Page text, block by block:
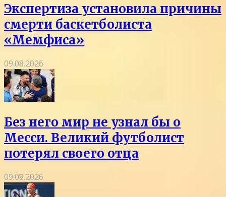
Экспертиза установила причины
смерти баскетболиста
«Мемфиса»
09.08.2026
Без него мир не узнал бы о
Месси. Великий футболист
потерял своего отца
09.08.2026